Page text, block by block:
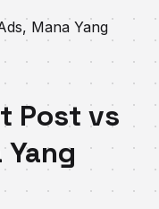
Mana Yang
Post vs